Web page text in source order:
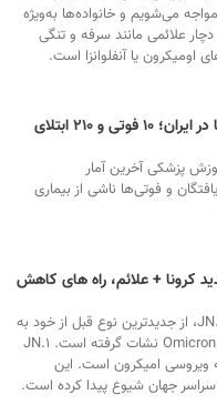
می‌شویم و خانواده‌ها به‌ویژه
علائمی مانند سرفه و تنگی
یا آنفلوانزا است.
آخرین آمار کرونا در ایران؛ ۱۰ فوتی و ۲۱۰ ابتلای
پزشکی آخرین آمار
و فوتی‌ها ناشی از بیماری
کرونا + علائم، راه های کاهش
سویه جدید کروناویروس، JN.۱، از جدیدترین نوع قبل از خود به
نام BA ۲.۸۶ نوع Pirola از Omicron نشات گرفته است. JN.۱
ویروسی امیکرون است. این
جهان شیوع پیدا کرده است.